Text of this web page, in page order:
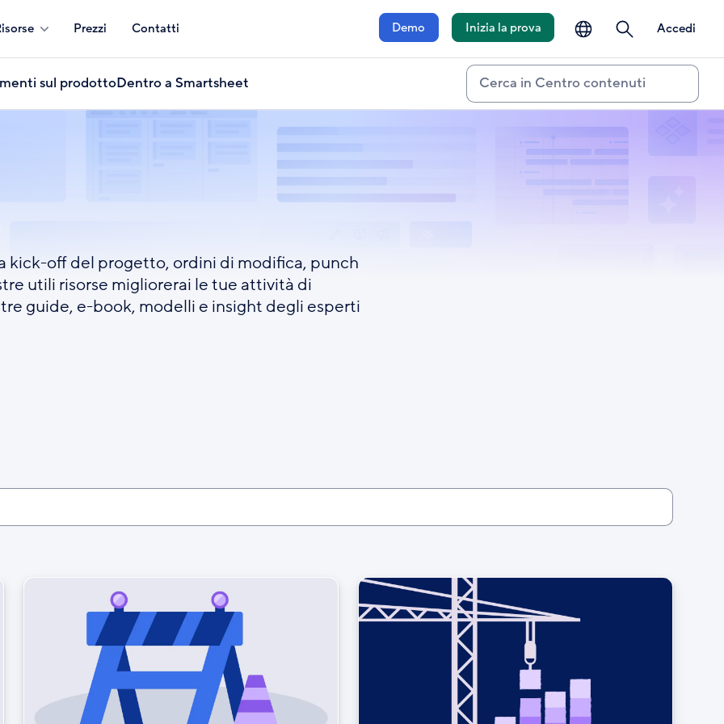
Prezzi Contatti Demo Inizia la prova Accedi
sul prodottoDentro a Smartsheet
Cerca
kick-off del progetto, ordini di modifica, punch
utili risorse migliorerai le tue attività di
guide, e-book, modelli e insight degli esperti